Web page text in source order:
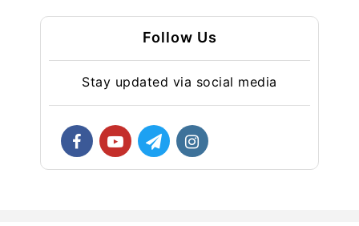
Follow Us
Stay updated via social media